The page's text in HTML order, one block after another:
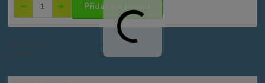
Přidat do košíku
DDK